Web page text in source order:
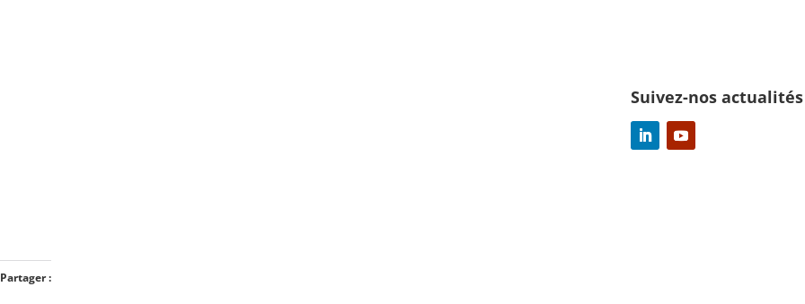
Suivez-nos
Partager :